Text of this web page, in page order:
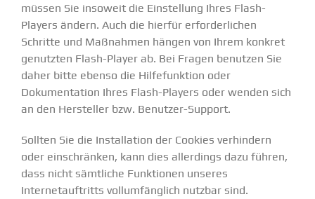
müssen Sie insoweit die Einstellung Ihres Flash-
Players ändern. Auch die hierfür erforderlichen
Schritte und Maßnahmen hängen von Ihrem konkret
genutzten Flash-Player ab. Bei Fragen benutzen Sie
daher bitte ebenso die Hilfefunktion oder
Dokumentation Ihres Flash-Players oder wenden sich
an den Hersteller bzw. Benutzer-Support.
Sollten Sie die Installation der Cookies verhindern
oder einschränken, kann dies allerdings dazu führen,
dass nicht sämtliche Funktionen unseres
Internetauftritts vollumfänglich nutzbar sind.